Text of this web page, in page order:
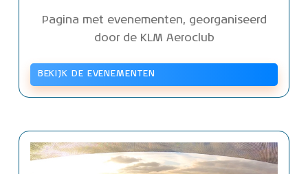
Pagina met evenementen, georganiseerd
door de KLM Aeroclub
BEKIJK DE EVENEMENTEN